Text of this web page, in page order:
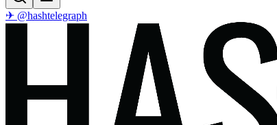
✈ @hashtelegraph